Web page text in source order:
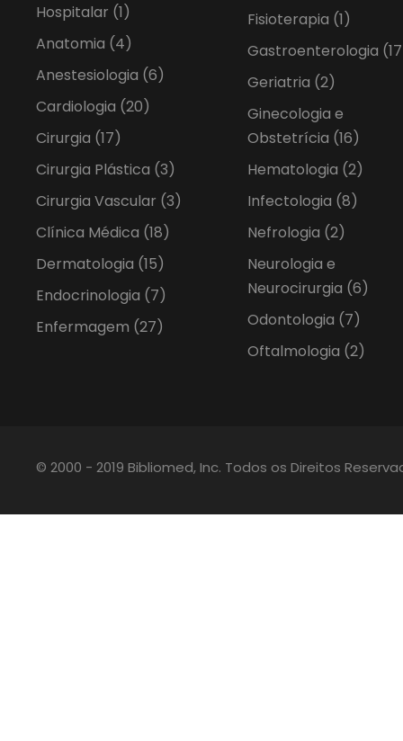
Hospitalar (1)
Anatomia (4)
Anestesiologia (6)
Cardiologia (20)
Cirurgia (17)
Cirurgia Plástica (3)
Cirurgia Vascular (3)
Clínica Médica (18)
Dermatologia (15)
Endocrinologia (7)
Enfermagem (27)
Fisioterapia (1)
Gastroenterologia
Geriatria (2)
Ginecologia e
Obstetrícia (16)
Hematologia (2)
Infectologia (8)
Nefrologia (2)
Neurologia e
Neurocirurgia (6)
Odontologia (7)
Oftalmologia (2)
© 2000 - 2019 Bibliomed, Inc. Todos os Direitos